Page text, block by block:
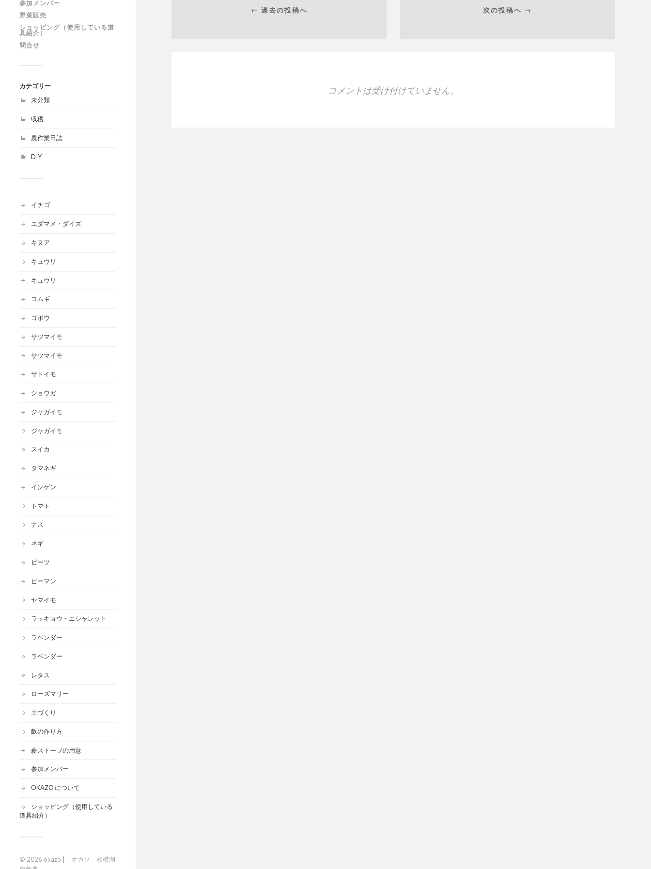
参加メンバー
野菜販売
ショッピング（使用している道
具紹介）
問合せ
カテゴリー
未分類
収穫
農作業日誌
DIY
イチゴ
エダマメ・ダイズ
キヌア
キュウリ
キュウリ
コムギ
ゴボウ
サツマイモ
サツマイモ
サトイモ
ショウガ
ジャガイモ
ジャガイモ
スイカ
タマネギ
インゲン
トマト
ナス
ネギ
ビーツ
ピーマン
ヤマイモ
ラッキョウ・エシャレット
ラベンダー
ラベンダー
レタス
ローズマリー
土づくり
畝の作り方
薪ストーブの用意
参加メンバー
OKAZO について
ショッピング（使用している
道具紹介）
© 2026 okazo | オカソ 相模湖
← 過去の投稿へ 次の投稿へ →
コメントは受け付けていません。